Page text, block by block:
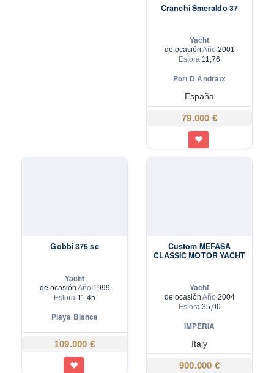
Cranchi Smeraldo 37
Yacht
de ocasión Año:2001
Eslora:11,76
Port D Andratx
España
79.000 €
Gobbi 375 sc
Yacht
de ocasión Año:1999
Eslora:11,45
Playa Blanca
109.000 €
Custom MEFASA
CLASSIC MOTOR YACHT
Yacht
de ocasión Año:2004
Eslora:35,00
IMPERIA
Italy
900.000 €